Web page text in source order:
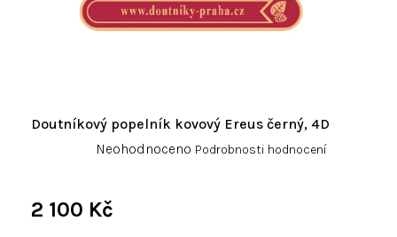
2 100 Kč
Doutníkový popelník kovový Ereus černý, 4D
Průměrné
je
0,0
Neohodnoceno Podrobnosti hodnocení